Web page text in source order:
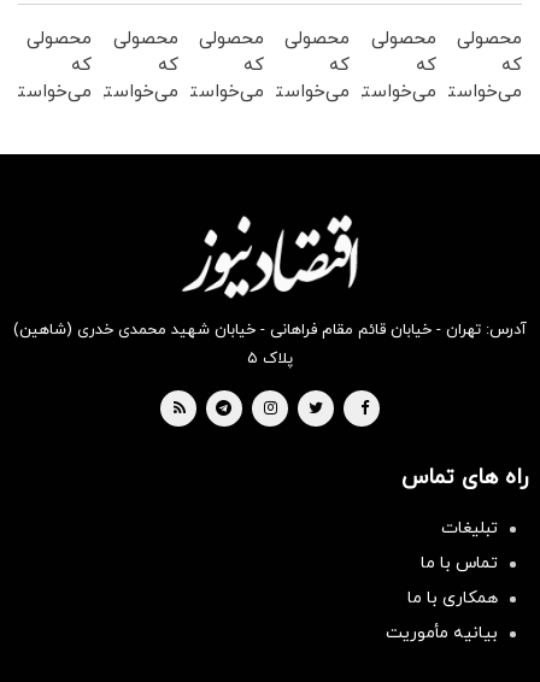
محصولی
که
می‌خواستی
محصولی
که
می‌خواستی
محصولی
که
می‌خواستی
بخر !
محصولی
که
می‌خواستی
بخر !
محصولی
که
می‌خواستی
محصولی
که
می‌خواستی
آدرس: تهران - خیابان قائم مقام فراهانی - خیابان شهید محمدی خدری (شاهین)
پلاک ۵
راه های تماس
تبلیغات
تماس با ما
همکاری با ما
بیانیه مأموریت